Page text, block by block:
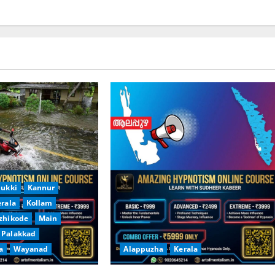
Kannur
Kollam
Main
Palakkad
Wayanad Alappuzha Kerala